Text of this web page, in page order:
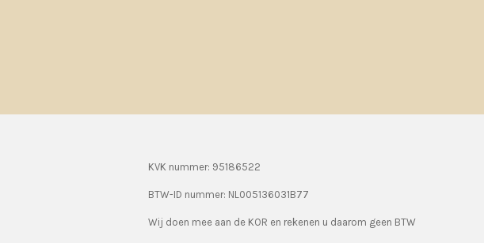
KVK nummer: 95186522
BTW-ID nummer: NL005136031B77
Wij doen mee aan de KOR en rekenen u daarom geen BTW